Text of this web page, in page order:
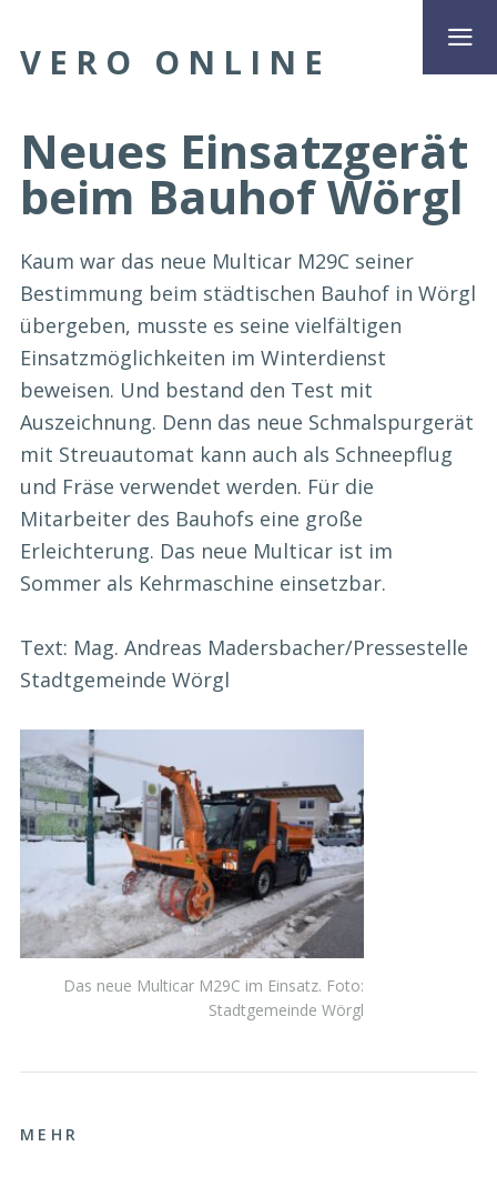
VERO ONLINE
Neues Einsatzgerät
beim Bauhof Wörgl
Kaum war das neue Multicar M29C seiner
Bestimmung beim städtischen Bauhof in Wörgl
übergeben, musste es seine vielfältigen
Einsatzmöglichkeiten im Winterdienst
beweisen. Und bestand den Test mit
Auszeichnung. Denn das neue Schmalspurgerät
mit Streuautomat kann auch als Schneepflug
und Fräse verwendet werden. Für die
Mitarbeiter des Bauhofs eine große
Erleichterung. Das neue Multicar ist im
Sommer als Kehrmaschine einsetzbar.
Text: Mag. Andreas Madersbacher/Pressestelle
Stadtgemeinde Wörgl
Das neue Multicar M29C im Einsatz. Foto:
Stadtgemeinde Wörgl
MEHR